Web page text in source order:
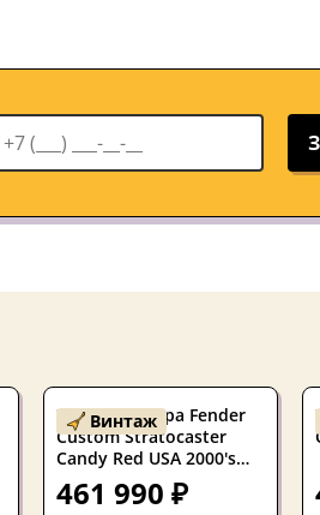
Винтаж
Электрогитара Fender
Custom Stratocaster
Candy Red USA 2000's
W/CASE
461 990 ₽